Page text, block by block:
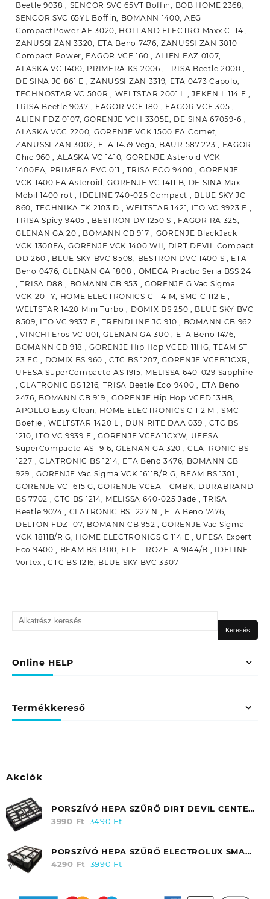
Beetle 9038 , SENCOR SVC 65VT Boffin, BOB HOME 2368,
SENCOR SVC 65YL Boffin, BOMANN 1400, AEG
CompactPower AE 3020, HOLLAND ELECTRO Maxx C 114 ,
ZANUSSI ZAN 3320, ETA Beno 7476, ZANUSSI ZAN 3010
Compact Power, FAGOR VCE 160 , ALIEN FAZ 0107,
ALASKA VC 1400, PRIMERA KS 2006 , TRISA Beetle 2000 ,
DE SINA JC 861 E , ZANUSSI ZAN 3319, ETA 0473 Capolo,
TECHNOSTAR VC 500R , WELTSTAR 2001 L , JEKEN L 114 E ,
TRISA Beetle 9037 , FAGOR VCE 180 , FAGOR VCE 305 ,
ALIEN FDZ 0107, GORENJE VCH 3305E, DE SINA 67059-6 ,
ALASKA VCC 2200, GORENJE VCK 1500 EA Comet,
ZANUSSI ZAN 3002, ETA 1459 Vega, BAUR 587.223 , FAGOR
Chic 960 , ALASKA VC 1410, GORENJE Asteroid VCK
1400EA, PRIMERA EVC 011 , TRISA ECO 9400 , GORENJE
VCK 1400 EA Asteroid, GORENJE VC 1411 B, DE SINA Max
Mobil 1400 rot , IDELINE 740-025 Compact , BLUE SKY JC
860, TECHNIKA TK 2103 D , WELTSTAR 1421, ITO VC 9923 E ,
TRISA Spicy 9405 , BESTRON DV 1250 S , FAGOR RA 325,
GLENAN GA 20 , BOMANN CB 917 , GORENJE BlackJack
VCK 1300EA, GORENJE VCK 1400 WII, DIRT DEVIL Compact
DD 260 , BLUE SKY BVC 8508, BESTRON DVC 1400 S , ETA
Beno 0476, GLENAN GA 1808 , OMEGA Practic Seria BSS 24
, TRISA D88 , BOMANN CB 953 , GORENJE G Vac Sigma
VCK 2011Y, HOME ELECTRONICS C 114 M, SMC C 112 E ,
WELTSTAR 1420 Mini Turbo , DOMIX BS 250 , BLUE SKY BVC
8509, ITO VC 9937 E , TRENDLINE JC 910 , BOMANN CB 962
, VINCHI Eros VC 001, GLENAN GA 300 , ETA Beno 1476,
BOMANN CB 918 , GORENJE Hip Hop VCED 11HG, TEAM ST
23 EC , DOMIX BS 960 , CTC BS 1207, GORENJE VCEB11CXR,
UFESA SuperCompacto AS 1915, MELISSA 640-029 Sapphire
, CLATRONIC BS 1216, TRISA Beetle Eco 9400 , ETA Beno
2476, BOMANN CB 919 , GORENJE Hip Hop VCED 13HB,
APOLLO Easy Clean, HOME ELECTRONICS C 112 M , SMC
Boefje , WELTSTAR 1420 L , DUN RITE DAA 039 , CTC BS
1210, ITO VC 9939 E , GORENJE VCEA11CXW, UFESA
SuperCompacto AS 1916, GLENAN GA 320 , CLATRONIC BS
1227 , CLATRONIC BS 1214, ETA Beno 3476, BOMANN CB
929 , GORENJE Vac Sigma VCK 1611B/R G, BEAM BS 1301 ,
GORENJE VC 1615 G, GORENJE VCEA 11CMBK, DURABRAND
BS 7702 , CTC BS 1214, MELISSA 640-025 Jade , TRISA
Beetle 9074 , CLATRONIC BS 1227 N , ETA Beno 7476,
DELTON FDZ 107, BOMANN CB 952 , GORENJE Vac Sigma
VCK 1811B/R G, HOME ELECTRONICS C 114 E , UFESA Expert
Eco 9400 , BEAM BS 1300, ELETTROZETA 9144/B , IDELINE
Vortex , CTC BS 1216, BLUE SKY BVC 3307
Keresés
Keresés
Online HELP
Termékkereső
Akciók
PORSZÍVÓ HEPA SZŰRŐ DIRT DEVIL CENTEC
2 M2831 / M2288 (KIMENETI) 2288003
3990Ft Original
was:
3490 FtCurrent
PORSZÍVÓ HEPA SZŰRŐ ELECTROLUX SMART
300/ 350 / ZANUSSI ZAN 3435 EF31
4290Ft Original
3990 FtCurrent